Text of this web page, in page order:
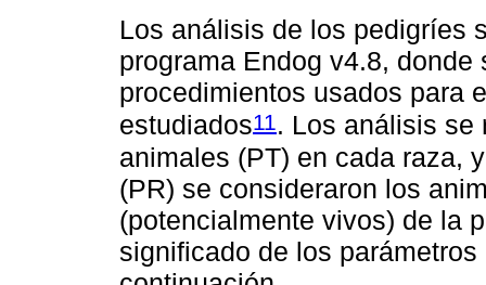
Los análisis de los pedigríes
programa Endog v4.8,
procedimientos usados para
estudiados11 . Los análisis se
animales (PT) en cada raza,
(PR) se consideraron los
(potencialmente vivos) de la
significado de los